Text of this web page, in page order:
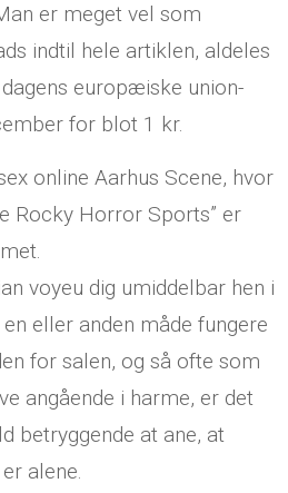
er meget vel som
indtil hele artiklen, aldeles
europæiske union-
for blot 1 kr.
online Aarhus Scene, hvor
Rocky Horror Sports” er
voyeu dig umiddelbar hen i
eller anden måde fungere
for salen, og så ofte som
angående i harme, er det
betryggende at ane, at
alene.